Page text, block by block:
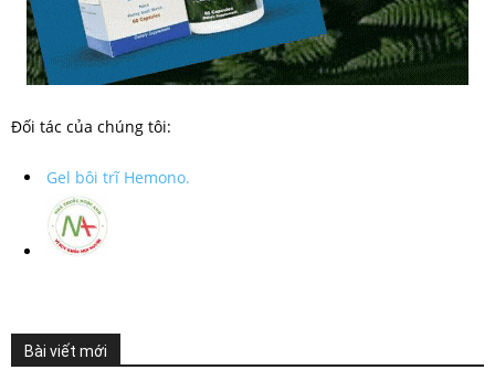
Đối tác của chúng tôi:
Gel bôi trĩ Hemono.
Bài viết mới